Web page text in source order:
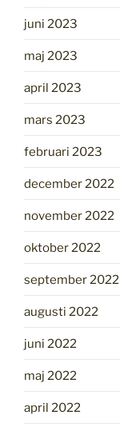
juni 2023
maj 2023
april 2023
mars 2023
februari 2023
december 2022
november 2022
oktober 2022
september 2022
augusti 2022
juni 2022
maj 2022
april 2022